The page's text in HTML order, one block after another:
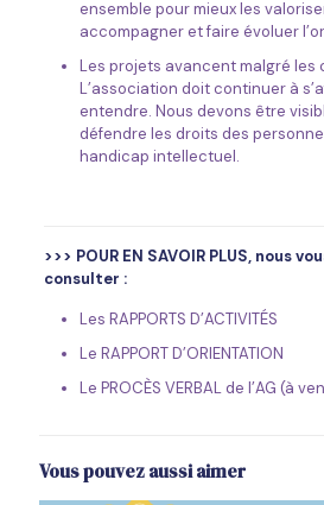
ensemble pour mieux les
accompagner et faire évoluer
Les projets avancent malgré les
L’association doit continuer à
entendre. Nous devons être
défendre les droits des
handicap intellectuel.
>>> POUR EN SAVOIR PLUS, nous
consulter :
Les RAPPORTS D’ACTIVITÉS
Le RAPPORT D’ORIENTATION
Le PROCÈS VERBAL de l’AG (à
Vous pouvez aussi aimer